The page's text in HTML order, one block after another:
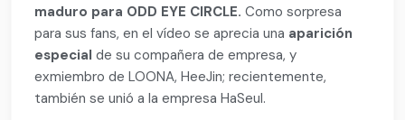
maduro para ODD EYE CIRCLE. Como sorpresa
para sus fans, en el vídeo se aprecia una aparición
especial de su compañera de empresa, y
exmiembro de LOONA, HeeJin; recientemente,
también se unió a la empresa HaSeul.